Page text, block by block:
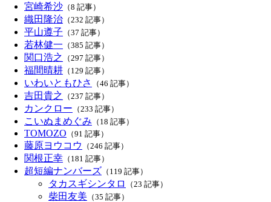
宮崎希沙 （8 記事）
織田隆治 （232 記事）
平山遵子 （37 記事）
若林健一 （385 記事）
関口浩之 （297 記事）
福間晴耕 （129 記事）
いわいともひさ （46 記事）
吉田貴之 （237 記事）
カンクロー （233 記事）
こいぬまめぐみ （18 記事）
TOMOZO （91 記事）
藤原ヨウコウ （246 記事）
関根正幸 （181 記事）
超短編ナンバーズ （119 記事）
タカスギシンタロ （23 記事）
柴田友美 （35 記事）